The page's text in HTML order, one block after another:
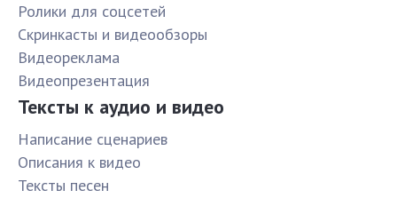
Ролики для соцсетей
Скринкасты и видеообзоры
Видеореклама
Видеопрезентация
Тексты к аудио и видео
Написание сценариев
Описания к видео
Тексты песен